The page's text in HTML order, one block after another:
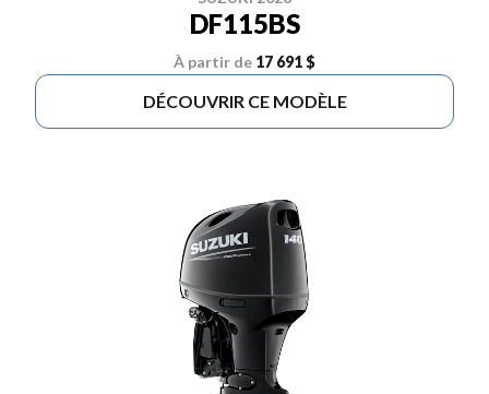
DF115BS
À partir de 17 691 $
DÉCOUVRIR CE MODÈLE